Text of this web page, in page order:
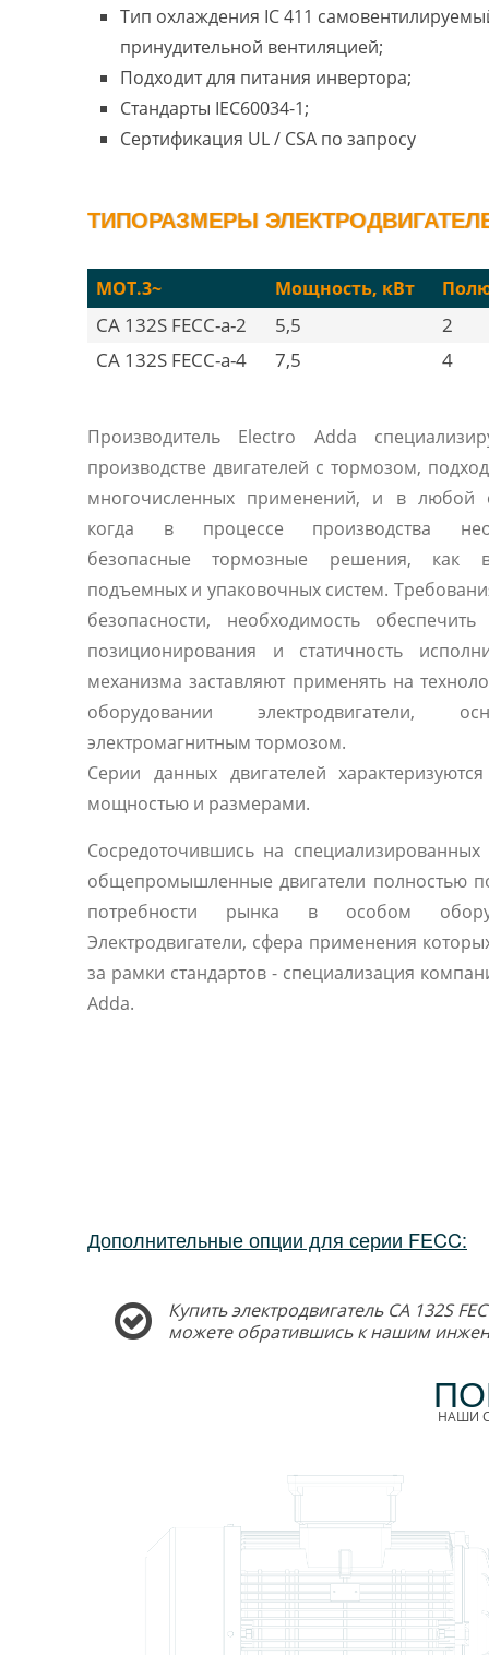
Тип охлаждения IC 411
принудительной вентиляцией;
Подходит для питания инвертора;
Стандарты IEC60034-1;
Сертификация UL / CSA по запросу
ТИПОРАЗМЕРЫ
MOT.3~ Мощность, кВт
CA 132S FECC-a-2 5,5
2
CA 132S FECC-a-4
7,5 4
Производитель Electro Adda
производстве двигателей с тормозом,
многочисленных применений, и в любой
когда в процессе производства
безопасные тормозные решения, как
подъемных и упаковочных систем.
безопасности, необходимость обеспечить
позиционирования и статичность
механизма заставляют применять на
оборудовании электродвигатели,
электромагнитным тормозом.
Серии данных двигателей
мощностью и размерами.
Сосредоточившись на специализированных
общепромышленные двигатели полностью
потребности рынка в особом
Электродвигатели, сфера применения
за рамки стандартов - специализация
Adda.
Дополнительные опции для серии FECC:
Купить электродвигатель CA 132S
можете обратившись к нашим
НАШИ